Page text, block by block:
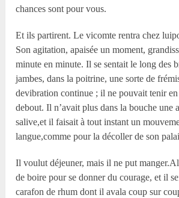
chances sont pour vous.
Et ils partirent. Le vicomte rentra chez
Son agitation, apaisée un moment,
minute en minute. Il se sentait le long des
jambes, dans la poitrine, une sorte de
devibration continue ; il ne pouvait tenir en
debout. Il n’avait plus dans la bouche une
salive,et il faisait à tout instant un
langue,comme pour la décoller de son
Il voulut déjeuner, mais il ne put
de boire pour se donner du courage, et il
carafon de rhum dont il avala coup sur